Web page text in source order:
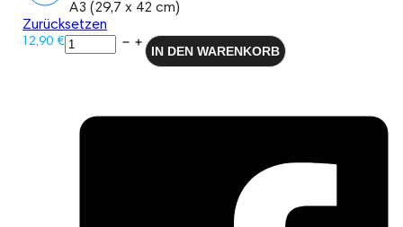
Zurücksetzen
A3 (29,7 x 42 cm)
12,90 €Bauhaus
Minimalistische
IN DEN WARENKORB